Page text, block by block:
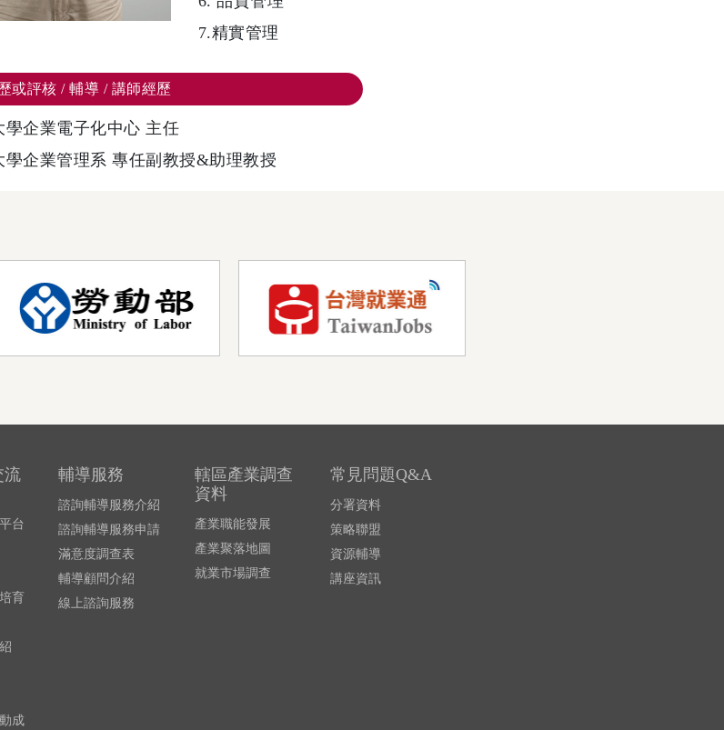
7.精實管理
或評核 / 輔導 / 講師經歷
學企業電子化中心 主任
學企業管理系 專任副教授&助理教授
流
台
育
成
輔導服務
諮詢輔導服務介紹
諮詢輔導服務申請
滿意度調查表
輔導顧問介紹
線上諮詢服務
轄區產業調查
資料
產業職能發展
產業聚落地圖
就業市場調查
常見問題Q&A
分署資料
策略聯盟
資源輔導
講座資訊